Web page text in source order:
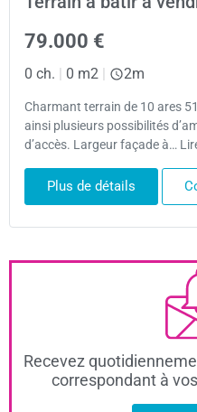
79.000 €
0 ch. | 0 m2 | 2m
Charmant terrain de 10 ares
ainsi plusieurs possibilités
d’accès. Largeur façade à…
Plus de détails
Recevez
correspondant à